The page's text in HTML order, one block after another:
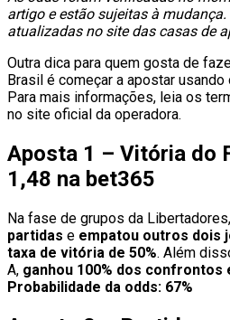
artigo e estão sujeitas à
atualizadas no site das casas de
Outra dica para quem gosta de
Brasil é começar a apostar usando
Para mais informações, leia os
no site oficial da operadora.
Aposta 1 – Vitória do
1,48 na bet365
Na fase de grupos da
partidas e empatou outros dois
taxa de vitória de 50%. Além
A, ganhou 100% dos confrontos
Probabilidade da odds: 67%